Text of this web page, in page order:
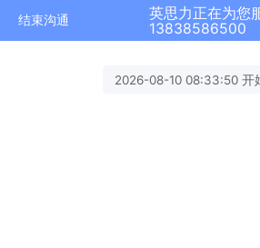
结束沟通
英思力正在为您
13838586500
2026-08-10 08:33:50 开